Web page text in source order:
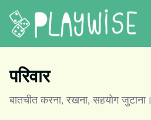
परिवार
बातचीत करना, रखना, सहयोग जुटाना।